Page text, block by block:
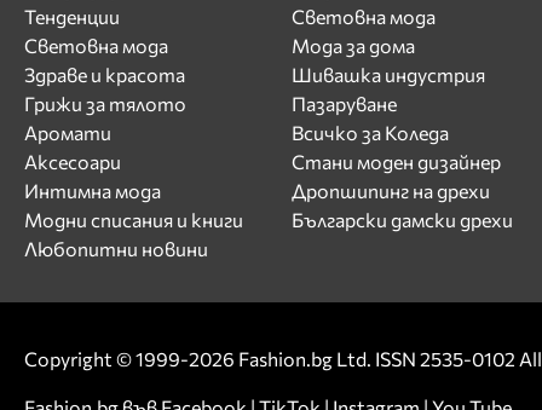
Тенденции
Световна мода
Здраве и красота
Грижи за тялото
Аромати
Аксесоари
Интимна мода
Модни списания и книги
Любопитни новини
Световна мода
Мода за дома
Шивашка индустрия
Пазаруване
Всичко за Коледа
Стани моден дизайнер
Дропшипинг на дрехи
Български дамски дрехи
Copyright © 1999-2026 Fashion.bg Ltd. ISSN 2535-0102